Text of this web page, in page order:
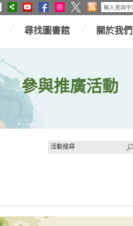
尋找圖書館 關於我們
參與推廣活動